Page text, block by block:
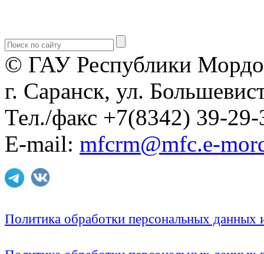
© ГАУ Республики
г. Саранск, ул.
Тел./факс +7(8342) 39-29-
E-mail: mfcrm@mfc.e-
Политика обработки персональных